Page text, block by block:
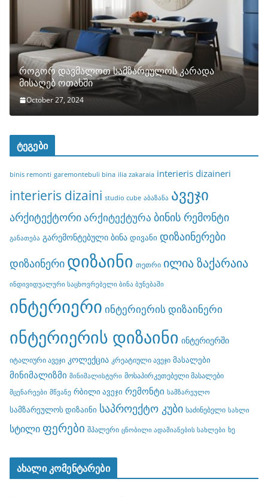
როგორ დავმალოთ სამზარეულოს კარადა
მისაღებ ოთახში
October 27, 2024
ტეგები
binis remonti garemontebuli bina ilia zakaraia interieris dizaineri
interieris dizaini studio cube აბაზანა ავეჯი
არქიტექტორიარქიტექტურა ბინის რემონტი
განათება გარემონტებული ბინა დივანი დიზაინერები
დიზაინერი დიზაინი თეთრი ილია ზაქარაია
ინდივიდუალური საცხოვრებელი ბინა ბუნებაში
ინტერიერი ინტერიერის დიზაინერი
ინტერიერის დიზაინი ინტერიერში
იტალიური ავეჯი კოლექცია კრეატიული ავეჯი მასალები
მინიმალიზმი მინიმალისტური მოსაპირკეთებელი მასალები
მცენარეები მწვანე რბილი ავეჯი რემონტი სამზარეულო
სამზარეულოს დიზაინი საპროექტო კუბი საძინებელი სახლი
სტილი ფერები შპალერი ცნობილი ადამიანების სახლები ხე
ახალი კომენტარები